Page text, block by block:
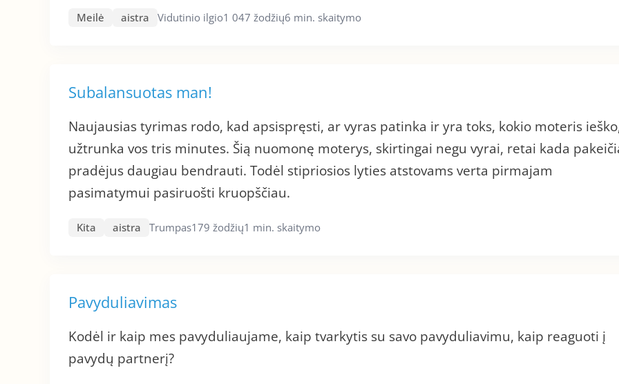
Meilė aistra Vidutinio ilgio1 047 žodžių6 min. skaitymo
Subalansuotas man!
Naujausias tyrimas rodo, kad apsispręsti, ar vyras patinka ir yra toks, kokio moteris
užtrunka vos tris minutes. Šią nuomonę moterys, skirtingai negu vyrai, retai kada
pradėjus daugiau bendrauti. Todėl stipriosios lyties atstovams verta pirmajam
pasimatymui pasiruošti kruopščiau.
Kita aistra Trumpas179 žodžių1 min. skaitymo
Pavyduliavimas
Kodėl ir kaip mes pavyduliaujame, kaip tvarkytis su savo pavyduliavimu, kaip reaguoti į
pavydų partnerį?